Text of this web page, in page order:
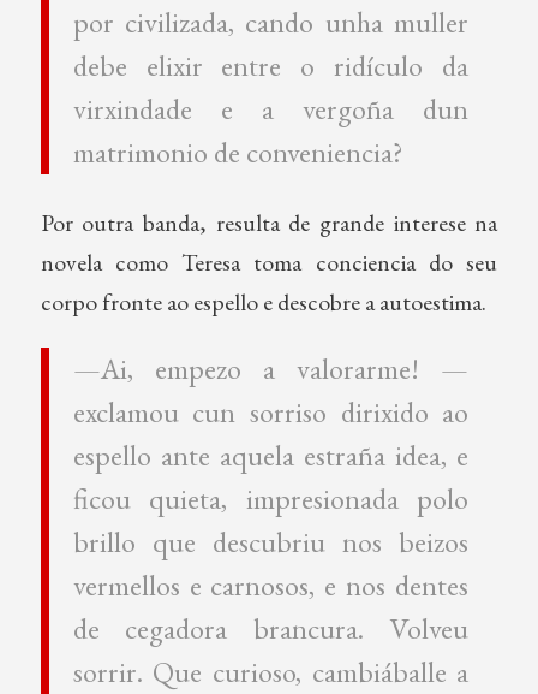
por civilizada, cando unha muller
debe elixir entre o ridículo da
virxindade e a vergoña dun
matrimonio de conveniencia?
Por outra banda, resulta de grande interese na
novela como Teresa toma conciencia do seu
corpo fronte ao espello e descobre a autoestima.
—Ai, empezo a valorarme! —
exclamou cun sorriso dirixido ao
espello ante aquela estraña idea, e
ficou quieta, impresionada polo
brillo que descubriu nos beizos
vermellos e carnosos, e nos dentes
de cegadora brancura. Volveu
sorrir. Que curioso, cambiáballe a